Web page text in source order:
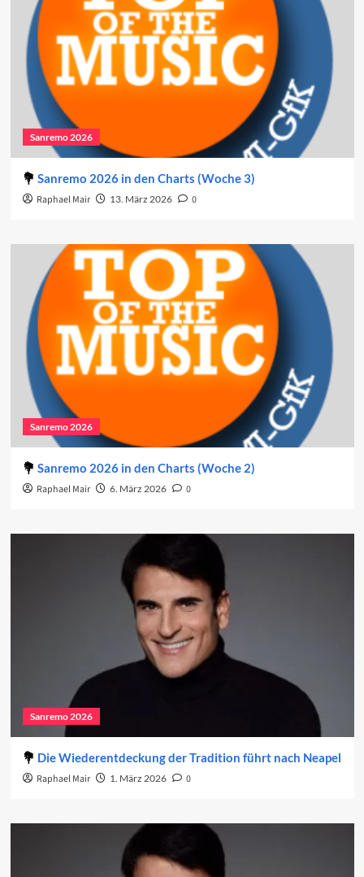
Sanremo 2026
Sanremo 2026 in den Charts (Woche 3)
Raphael Mair 13. März 2026 0
Sanremo 2026
Sanremo 2026 in den Charts (Woche 2)
Raphael Mair 6. März 2026 0
Sanremo 2026
Die Wiederentdeckung der Tradition führt nach Neapel
Raphael Mair 1. März 2026 0